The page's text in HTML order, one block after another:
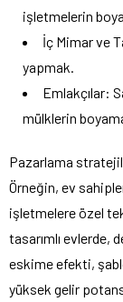
işletmelerin
İç Mimar ve
yapmak.
Emlakçılar:
mülklerin
Pazarlama
Örneğin, ev
işletmelere özel
tasarımlı evlerde,
eskime efekti,
yüksek gelir